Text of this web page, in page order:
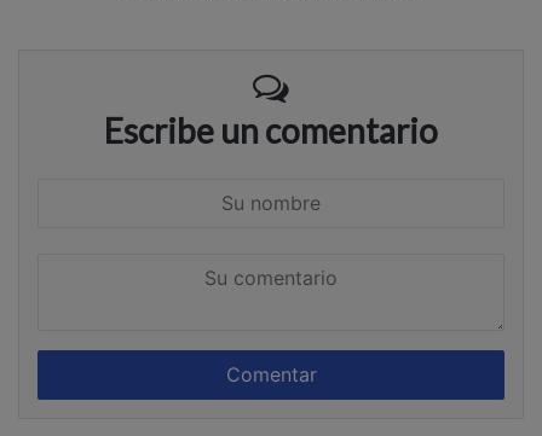
Escribe un comentario